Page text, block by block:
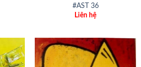
#AST 36
Liên hệ